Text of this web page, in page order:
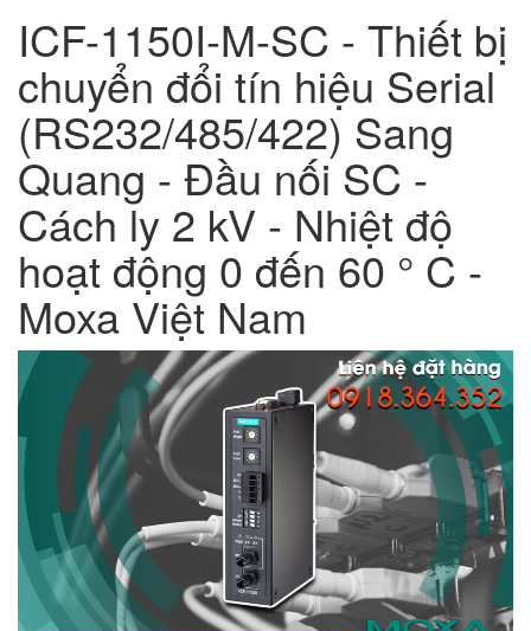
ICF-1150I-M-SC - Thiết bị
chuyển đổi tín hiệu Serial
(RS232/485/422) Sang
Quang - Đầu nối SC -
Cách ly 2 kV - Nhiệt độ
hoạt động 0 đến 60 ° C -
Moxa Việt Nam